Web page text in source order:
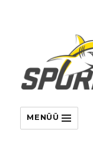
MENÜÜ